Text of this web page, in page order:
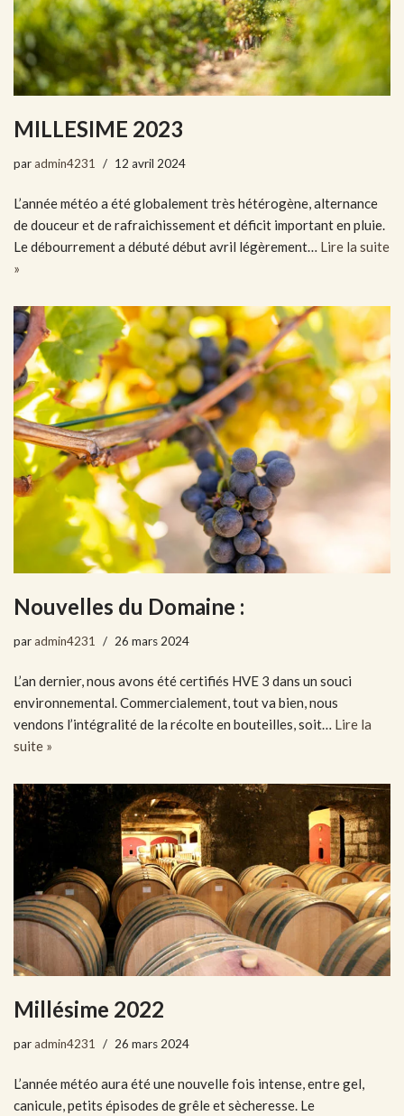
MILLESIME 2023
paradmin4231 12 avril 2024
L’année météo a été globalement très hétérogène, alternance
de douceur et de rafraichissement et déficit important en pluie.
Le débourrement a débuté début avril légèrement… Lire la suite
»
Nouvelles du Domaine :
paradmin4231 26 mars 2024
L’an dernier, nous avons été certifiés HVE 3 dans un souci
environnemental. Commercialement, tout va bien, nous
vendons l’intégralité de la récolte en bouteilles, soit… Lire la
suite »
Millésime 2022
paradmin4231 26 mars 2024
L’année météo aura été une nouvelle fois intense, entre gel,
canicule, petits épisodes de grêle et sècheresse. Le